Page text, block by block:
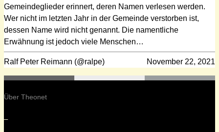
Gemeindeglieder erinnert, deren Namen verlesen werden.
Wer nicht im letzten Jahr in der Gemeinde verstorben ist,
dessen Name wird nicht genannt. Die namentliche
Erwähnung ist jedoch viele Menschen…
Ralf Peter Reimann (@ralpe) November 22, 2021
Über Theonet
–